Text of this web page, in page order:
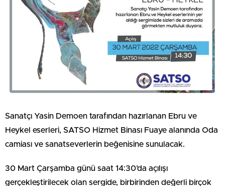
Sanatçı Yasin Demoen tarafından hazırlanan Ebru ve
Heykel eserleri, SATSO Hizmet Binası Fuaye alanında Oda
camiası ve sanatseverlerin beğenisine sunulacak.
30 Mart Çarşamba günü saat 14:30’da açılışı
gerçekleştirilecek olan sergide, birbirinden değerli birçok